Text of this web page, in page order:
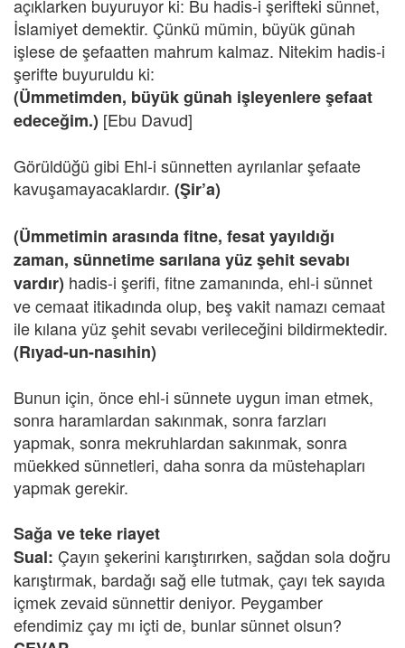
açıklarken buyuruyor ki: Bu hadis-i şerifteki sünnet,
İslamiyet demektir. Çünkü mümin, büyük günah
işlese de şefaatten mahrum kalmaz. Nitekim hadis-i
şerifte buyuruldu ki:
(Ümmetimden, büyük günah işleyenlere şefaat
edeceğim.) [Ebu Davud]
Görüldüğü gibi Ehl-i sünnetten ayrılanlar şefaate
kavuşamayacaklardır. (Şir’a)
(Ümmetimin arasında fitne, fesat yayıldığı
zaman, sünnetime sarılana yüz şehit sevabı
vardır) hadis-i şerifi, fitne zamanında, ehl-i sünnet
ve cemaat itikadında olup, beş vakit namazı cemaat
ile kılana yüz şehit sevabı verileceğini bildirmektedir.
(Rıyad-un-nasıhin)
Bunun için, önce ehl-i sünnete uygun iman etmek,
sonra haramlardan sakınmak, sonra farzları
yapmak, sonra mekruhlardan sakınmak, sonra
müekked sünnetleri, daha sonra da müstehapları
yapmak gerekir.
Sağa ve teke riayet
Sual: Çayın şekerini karıştırırken, sağdan sola doğru
karıştırmak, bardağı sağ elle tutmak, çayı tek sayıda
içmek zevaid sünnettir deniyor. Peygamber
efendimiz çay mı içti de, bunlar sünnet olsun?